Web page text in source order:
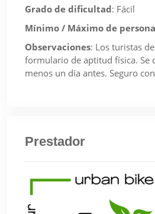
Grado de dificultad: Fácil
Mínimo / Máximo de
Observaciones: Los turistas
formulario de aptitud física. Se
menos un día antes. Seguro
Prestador